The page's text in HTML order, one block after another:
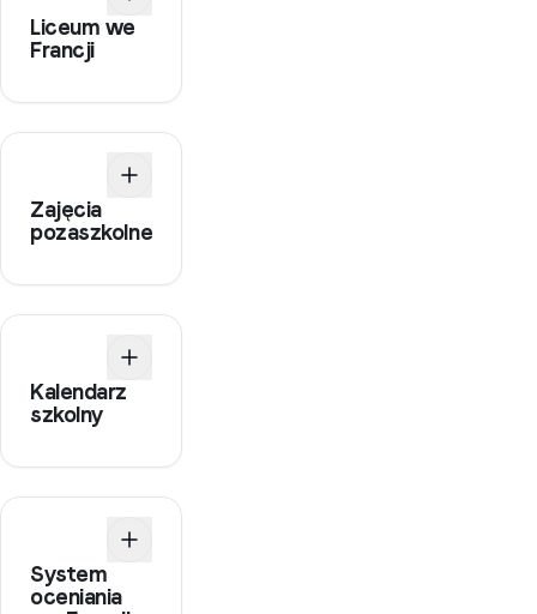
Liceum we
Francji
Zajęcia
pozaszkolne
Kalendarz
szkolny
System
oceniania